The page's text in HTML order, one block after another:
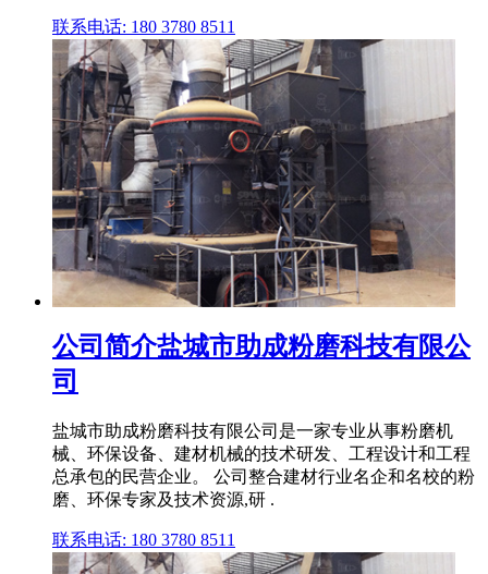
联系电话: 180 3780 8511
公司简介盐城市助成粉磨科技有限公
司
盐城市助成粉磨科技有限公司是一家专业从事粉磨机
械、环保设备、建材机械的技术研发、工程设计和工程
总承包的民营企业。 公司整合建材行业名企和名校的粉
磨、环保专家及技术资源,研 .
联系电话: 180 3780 8511